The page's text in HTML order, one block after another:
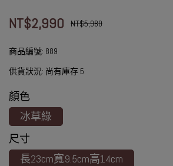
NT$2,990 NT$5,980
商品編號: 889
供貨狀況: 尚有庫存 5
顏色
冰草綠
尺寸
長23cm寬9.5cm高14cm